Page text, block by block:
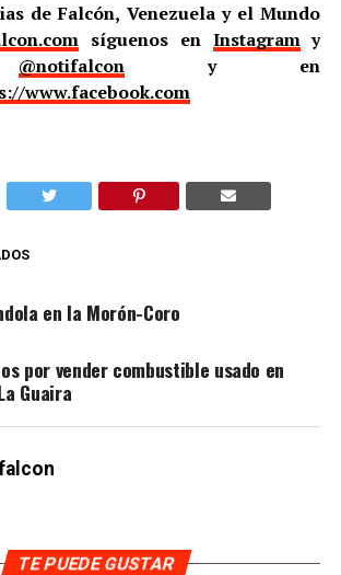
de Falcón, Venezuela y el Mundo
síguenos en Instagramy
@notifalcony en
www.facebook.com
en la Morón-Coro
por vender combustible usado en
Guaira
TE PUEDE GUSTAR